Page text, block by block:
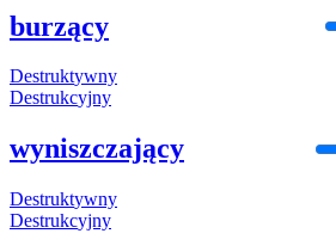
burzący
Destruktywny
Destrukcyjny
wyniszczający
Destruktywny
Destrukcyjny